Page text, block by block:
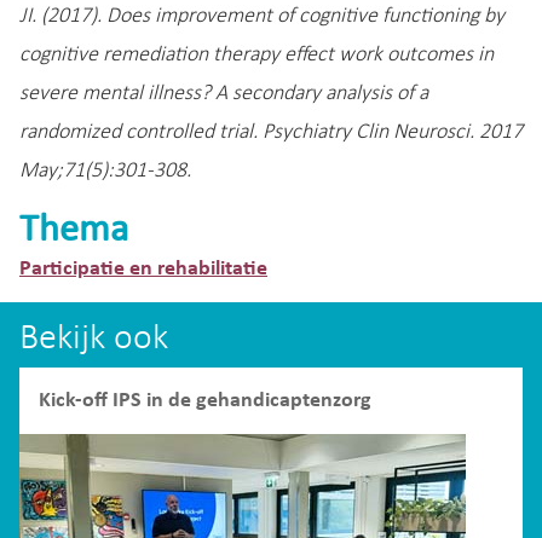
JI. (2017). Does improvement of cognitive functioning by
cognitive remediation therapy effect work outcomes in
severe mental illness? A secondary analysis of a
randomized controlled trial. Psychiatry Clin Neurosci. 2017
May;71(5):301-308.
Thema
Participatie en rehabilitatie
Bekijk ook
Kick-off IPS in de gehandicaptenzorg